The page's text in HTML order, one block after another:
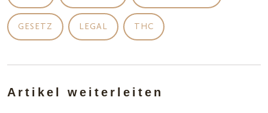
GESETZ LEGAL THC
Artikel weiterleiten